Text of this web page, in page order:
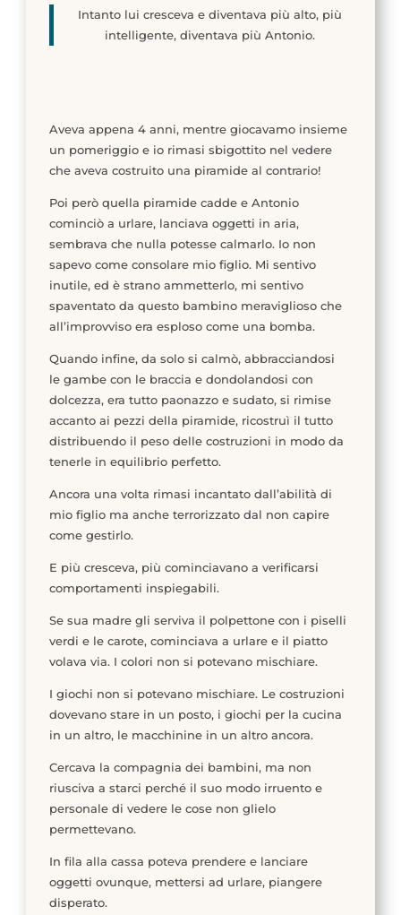
Intanto lui cresceva e diventava più alto, più
intelligente, diventava più Antonio.
Aveva appena 4 anni, mentre giocavamo insieme
un pomeriggio e io rimasi sbigottito nel vedere
che aveva costruito una piramide al contrario!
Poi però quella piramide cadde e Antonio
cominciò a urlare, lanciava oggetti in aria,
sembrava che nulla potesse calmarlo. Io non
sapevo come consolare mio figlio. Mi sentivo
inutile, ed è strano ammetterlo, mi sentivo
spaventato da questo bambino meraviglioso che
all’improvviso era esploso come una bomba.
Quando infine, da solo si calmò, abbracciandosi
le gambe con le braccia e dondolandosi con
dolcezza, era tutto paonazzo e sudato, si rimise
accanto ai pezzi della piramide, ricostruì il tutto
distribuendo il peso delle costruzioni in modo da
tenerle in equilibrio perfetto.
Ancora una volta rimasi incantato dall’abilità di
mio figlio ma anche terrorizzato dal non capire
come gestirlo.
E più cresceva, più cominciavano a verificarsi
comportamenti inspiegabili.
Se sua madre gli serviva il polpettone con i piselli
verdi e le carote, cominciava a urlare e il piatto
volava via. I colori non si potevano mischiare.
I giochi non si potevano mischiare. Le costruzioni
dovevano stare in un posto, i giochi per la cucina
in un altro, le macchinine in un altro ancora.
Cercava la compagnia dei bambini, ma non
riusciva a starci perché il suo modo irruento e
personale di vedere le cose non glielo
permettevano.
In fila alla cassa poteva prendere e lanciare
oggetti ovunque, mettersi ad urlare, piangere
disperato.